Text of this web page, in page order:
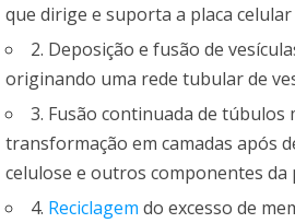
que dirige e suporta a placa celular
2. Deposição e fusão de
originando uma rede tubular de
3. Fusão continuada de túbulos
transformação em camadas após
celulose e outros componentes da
4. Reciclagem do excesso de